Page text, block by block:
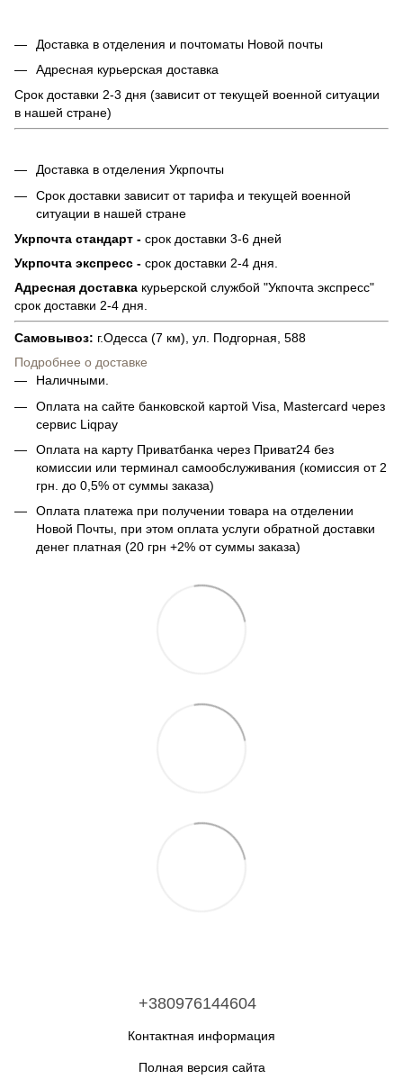
Доставка в отделения и почтоматы Новой почты
Адресная курьерская доставка
Срок доставки 2-3 дня (зависит от текущей военной ситуации
в нашей стране)
Доставка в отделения Укрпочты
Срок доставки зависит от тарифа и текущей военной
ситуации в нашей стране
Укрпочта стандарт - срок доставки 3-6 дней
Укрпочта экспресс - срок доставки 2-4 дня.
Адресная доставка курьерской службой "Укпочта экспресс"
срок доставки 2-4 дня.
Самовывоз: г.Одесса (7 км), ул. Подгорная, 588
Подробнее о доставке
Наличными.
Оплата на сайте банковской картой Visa, Mastercard через
сервис Liqpay
Оплата на карту Приватбанка через Приват24 без
комиссии или терминал самообслуживания (комиссия от 2
грн. до 0,5% от суммы заказа)
Оплата платежа при получении товара на отделении
Новой Почты, при этом оплата услуги обратной доставки
денег платная (20 грн +2% от суммы заказа)
+380976144604
Контактная информация
Полная версия сайта